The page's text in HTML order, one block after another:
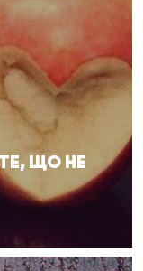
ЩО НЕ